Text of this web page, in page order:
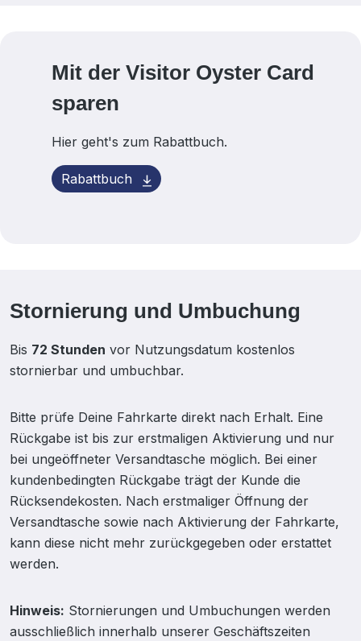
Mit der Visitor Oyster Card
sparen
Hier geht's zum Rabattbuch.
Rabattbuch
Stornierung und Umbuchung
Bis 72 Stunden vor Nutzungsdatum kostenlos
stornierbar und umbuchbar.
Bitte prüfe Deine Fahrkarte direkt nach Erhalt. Eine
Rückgabe ist bis zur erstmaligen Aktivierung und nur
bei ungeöffneter Versandtasche möglich. Bei einer
kundenbedingten Rückgabe trägt der Kunde die
Rücksendekosten. Nach erstmaliger Öffnung der
Versandtasche sowie nach Aktivierung der Fahrkarte,
kann diese nicht mehr zurückgegeben oder erstattet
werden.
Hinweis: Stornierungen und Umbuchungen werden
ausschließlich innerhalb unserer Geschäftszeiten